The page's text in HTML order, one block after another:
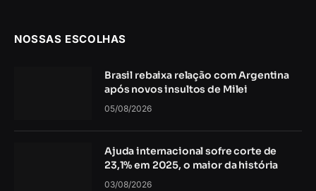
NOSSAS ESCOLHAS
Brasil rebaixa relação com Argentina
após novos insultos de Milei
05/08/2026
Ajuda internacional sofre corte de
23,1% em 2025, o maior da história
03/08/2026